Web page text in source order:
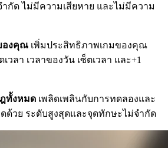
กัด ไม่มีความเสียหาย และไม่มีความ
องคุณ เพิ่มประสิทธิภาพเกมของคุณ
วลา เวลาของวัน เซ็ตเวลา และ+1
ทั้งหมด เพลิดเพลินกับการทดลองและ
ด้วย ระดับสูงสุดและจุดทักษะไม่จำกัด